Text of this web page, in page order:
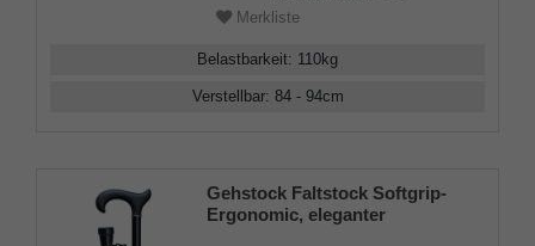
Merkliste
Belastbarkeit: 110kg
Verstellbar: 84 - 94cm
Gehstock Faltstock Softgrip-
Ergonomic, eleganter